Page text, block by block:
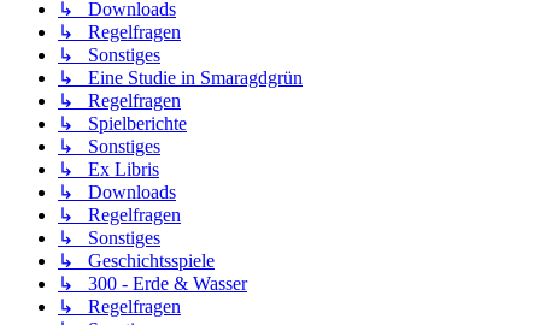
↳ Downloads
↳ Regelfragen
↳ Sonstiges
↳ Eine Studie in Smaragdgrün
↳ Regelfragen
↳ Spielberichte
↳ Sonstiges
↳ Ex Libris
↳ Downloads
↳ Regelfragen
↳ Sonstiges
↳ Geschichtsspiele
↳ 300 - Erde & Wasser
↳ Regelfragen